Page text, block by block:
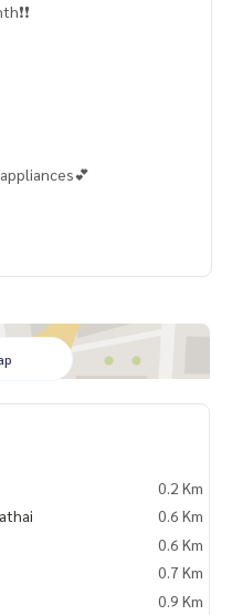
.
0.2 Km
0.6 Km
0.6 Km
0.7 Km
0.9 Km